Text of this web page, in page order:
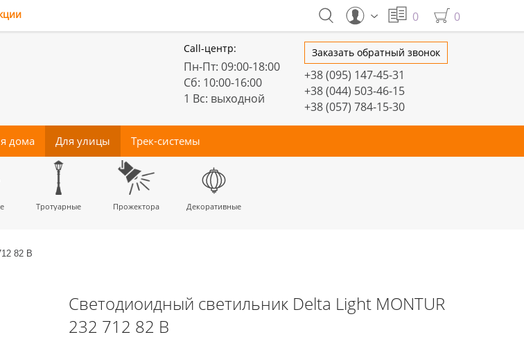
0 0
Заказать обратный звонок
+38 (095) 147-45-31
+38 (044) 503-46-15
+38 (057) 784-15-30
Call-центр:
Пн-Пт: 09:00-18:00
Сб: 10:00-16:00
1 Вс: выходной
дома
Точечные
Люстры-
Настольные
Для улицы
Тротуарные Прожектора Декоративные
Трек-системы
Магнитные
Комплектующие
82 B
Светодиоидный светильник Delta Light MONTUR
232 712 82 B